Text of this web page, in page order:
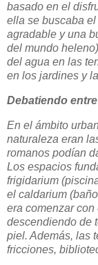
basado en el
ella se buscaba
agradable y una
del mundo
del agua en las
en los jardines y
Debatiendo
En el ámbito
naturaleza eran
romanos podían
Los espacios
frigidarium
el caldarium
era comenzar
descendiendo de
piel. Además, las
fricciones,